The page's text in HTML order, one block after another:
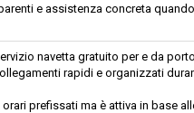
e assistenza concreta
navetta gratuito per e da
rapidi e organizzati
prefissati ma è attiva in base